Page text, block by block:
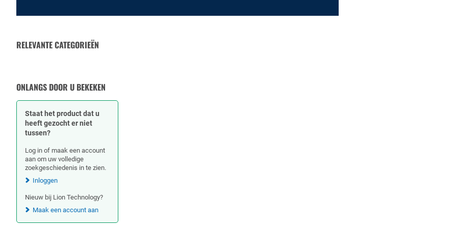
RELEVANTE CATEGORIEËN
ONLANGS DOOR U BEKEKEN
Staat het product dat u
heeft gezocht er niet
tussen?
Log in of maak een account
aan om uw volledige
zoekgeschiedenis in te zien.
Inloggen
Nieuw bij Lion Technology?
Maak een account aan